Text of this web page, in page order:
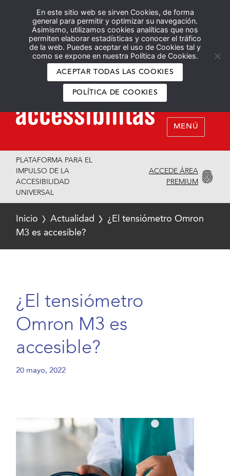
En este sitio web se sirven Cookies, de forma
general para permitir y optimizar su navegación.
Asimismo, utilizamos cookies analíticas que nos
permiten elaborar estadísticas y conocer el tráfico
de la web. Puedes aceptar el uso de Cookies tal y
como se expone en nuestra Política de Cookies.
ACEPTAR TODAS LAS COOKIES
POLÍTICA DE COOKIES
Español English
MENÚ
PLATAFORMA PARA EL
IMPULSO DE LA
ACCESIBILIDAD
UNIVERSAL
ACCEDE ÁREA
PREMIUM
Inicio Actualidad
¿El tensiómetro Omron
M3 es accesible?
¿El tensiómetro
Omron M3 es
accesible?
20 mayo, 2022